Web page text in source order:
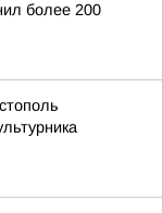
более 200